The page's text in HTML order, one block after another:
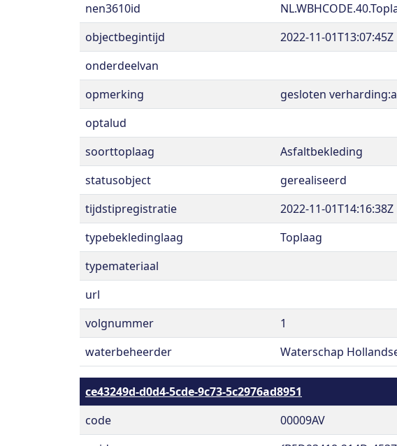
nen3610id
objectbegintijd
2022-11-01T13:07:45Z
onderdeelvan
opmerking
gesloten
optalud
soorttoplaag
Asfaltbekleding
statusobject
gerealiseerd
tijdstipregistratie
2022-11-01T14:16:38Z
typebekledinglaag
Toplaag
typemateriaal
url
volgnummer
1
waterbeheerder
Waterschap
ce43249d-d0d4-5cde-9c73-5c2976ad8951
code
00009AV